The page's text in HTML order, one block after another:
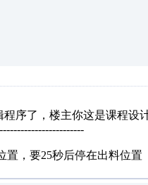
序了，楼主你这是课程设
置，要25秒后停在出料位置